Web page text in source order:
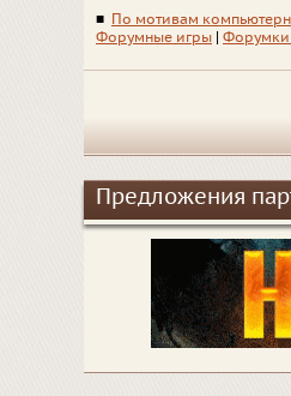
■ По мотивам
Форумные игры
Форумки
Предложения